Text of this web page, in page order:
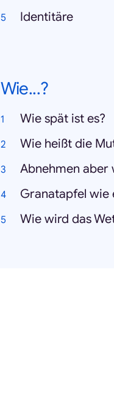
Identitäre
Wie...?
Wie spät ist es?
Wie heißt die
Abnehmen aber
Granatapfel wie
Wie wird das